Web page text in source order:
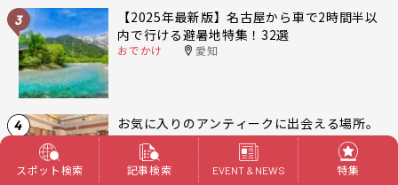
3
【2025年最新版】名古屋から車で2時間半以
内で行ける避暑地特集！32選
おでかけ 愛知
4
お気に入りのアンティークに出会える場所。
日本最大級のアンティークモール「アンティ
ークマーケット吹上」
暮らし 名古屋 東区
スポット検索 記事検索 EVENT & NEWS 特集